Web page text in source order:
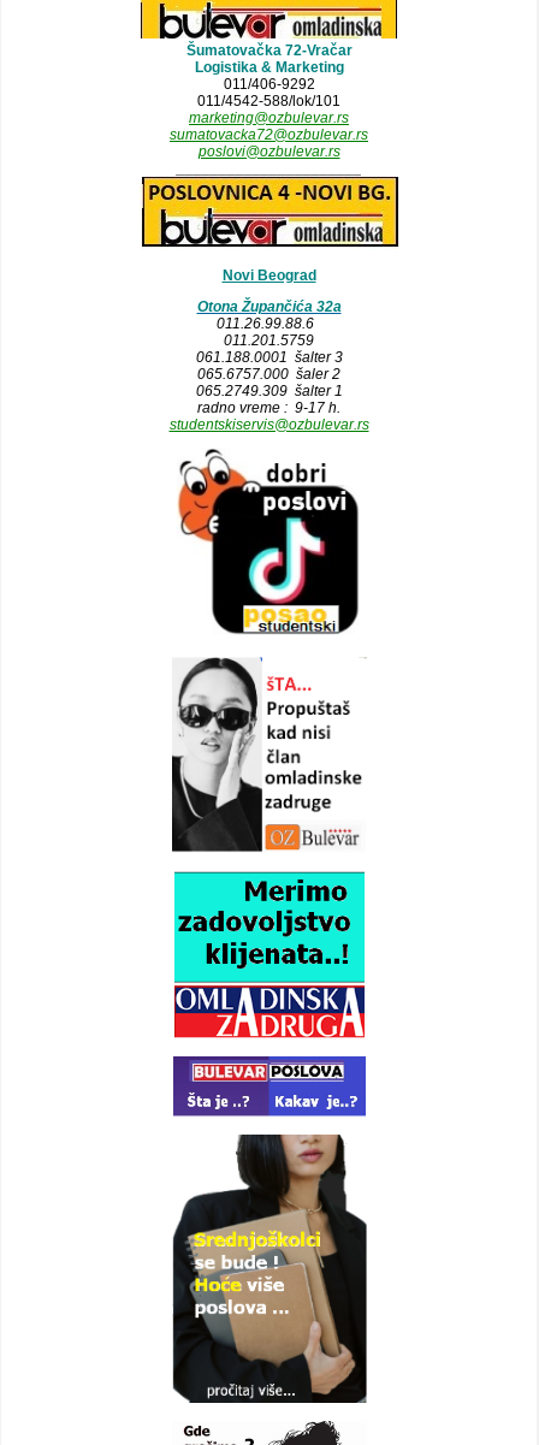
Šumatovačka 72-Vračar
Logistika & Marketing
011/406-9292
011/4542-588/lok/101
marketing@ozbulevar.rs
sumatovacka72@ozbulevar.rs
poslovi@ozbulevar.rs
Novi Beograd
Otona Župančića 32a
011.26.99.88.6
011.201.5759
061.188.0001 šalter 3
065.6757.000 šaler 2
065.2749.309 šalter 1
radno vreme : 9-17 h.
studentskiservis@ozbulevar.rs